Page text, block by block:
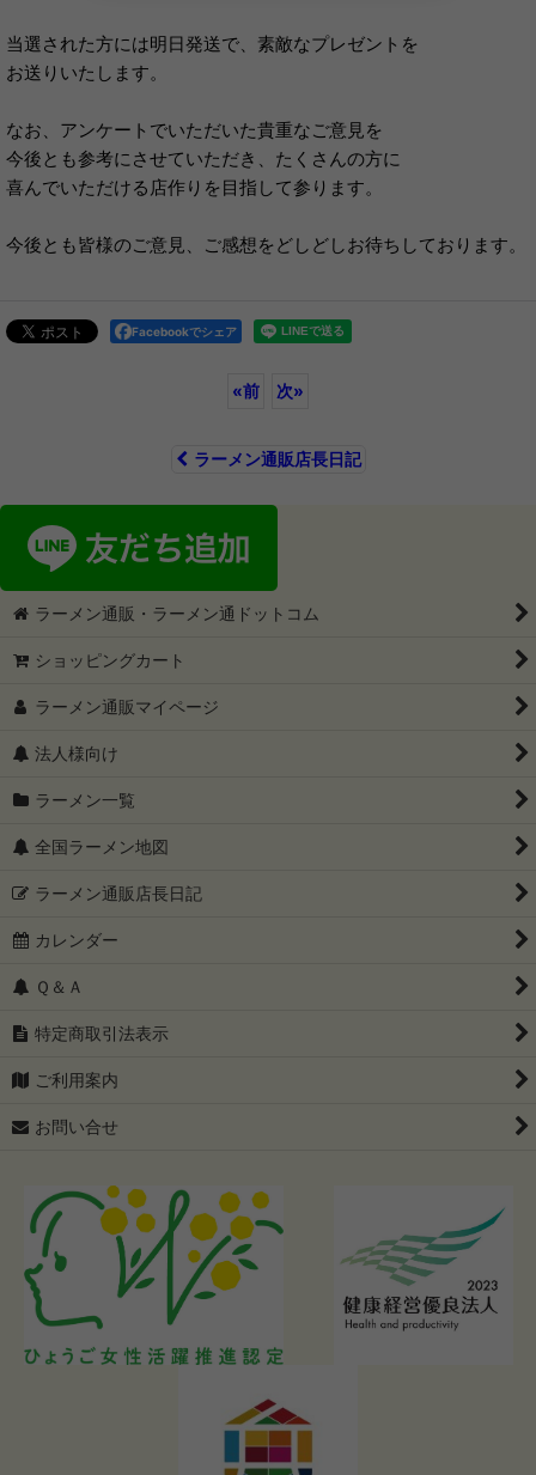
当選された方には明日発送で、素敵なプレゼントを
お送りいたします。
なお、アンケートでいただいた貴重なご意見を
今後とも参考にさせていただき、たくさんの方に
喜んでいただける店作りを目指して参ります。
今後とも皆様のご意見、ご感想をどしどしお待ちしております。
Facebookでシェア
«前 次»
ラーメン通販店長日記
ラーメン通販・ラーメン通ドットコム
ショッピングカート
ラーメン通販マイページ
法人様向け
ラーメン一覧
全国ラーメン地図
ラーメン通販店長日記
カレンダー
Ｑ＆Ａ
特定商取引法表示
ご利用案内
お問い合せ